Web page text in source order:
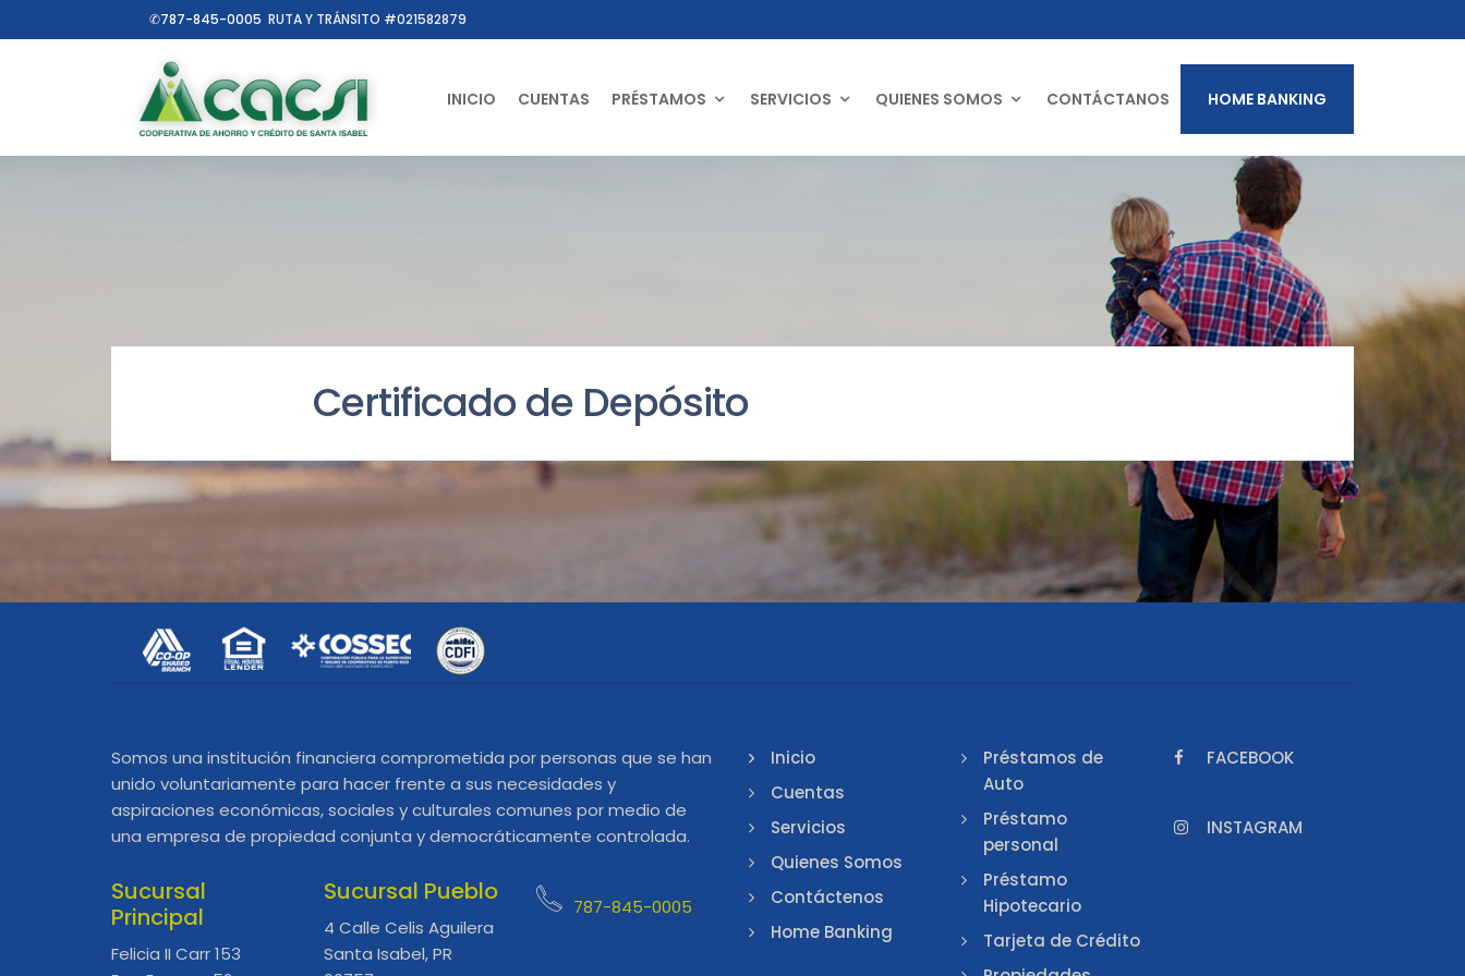
✆787-845-0005 RUTA Y TRÁNSITO #021582879
INICIO CUENTAS PRÉSTAMOS SERVICIOS QUIENES SOMOS CONTÁCTANOS HOME BANKING
Certificado de Depósito
Somos una institución financiera comprometida por personas que se han
unido voluntariamente para hacer frente a sus necesidades y
aspiraciones económicas, sociales y culturales comunes por medio de
una empresa de propiedad conjunta y democráticamente controlada.
Sucursal
Principal
Felicia II Carr 153
Sucursal Pueblo
4 Calle Celis Aguilera
Santa Isabel, PR
787-845-0005
Inicio
Cuentas
Servicios
Quienes Somos
Contáctenos
Home Banking
Préstamos de
Auto
Préstamo
personal
Préstamo
Hipotecario
Tarjeta de Crédito
FACEBOOK
INSTAGRAM